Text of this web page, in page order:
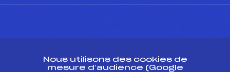
Nous utilisons des cookies de
mesure d’audience (Google